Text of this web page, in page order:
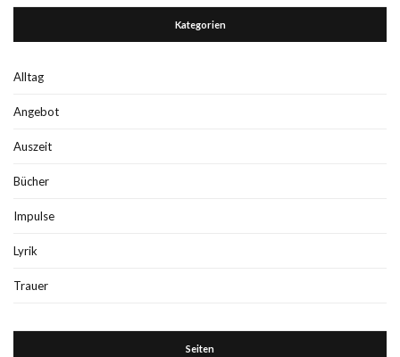
Kategorien
Alltag
Angebot
Auszeit
Bücher
Impulse
Lyrik
Trauer
Seiten